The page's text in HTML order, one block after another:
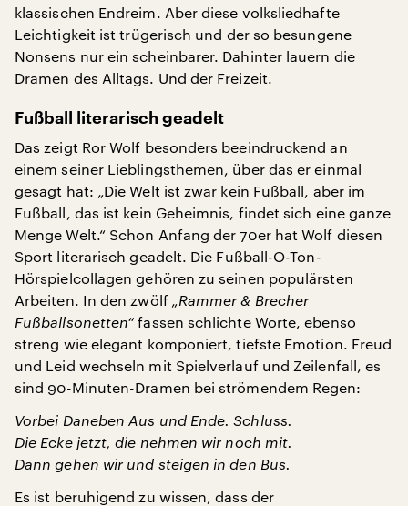
klassischen Endreim. Aber diese volksliedhafte
Leichtigkeit ist trügerisch und der so besungene
Nonsens nur ein scheinbarer. Dahinter lauern die
Dramen des Alltags. Und der Freizeit.
Fußball literarisch geadelt
Das zeigt Ror Wolf besonders beeindruckend an
einem seiner Lieblingsthemen, über das er einmal
gesagt hat: „Die Welt ist zwar kein Fußball, aber im
Fußball, das ist kein Geheimnis, findet sich eine ganze
Menge Welt.“ Schon Anfang der 70er hat Wolf diesen
Sport literarisch geadelt. Die Fußball-O-Ton-
Hörspielcollagen gehören zu seinen populärsten
Arbeiten. In den zwölf „Rammer & Brecher
Fußballsonetten“fassen schlichte Worte, ebenso
streng wie elegant komponiert, tiefste Emotion. Freud
und Leid wechseln mit Spielverlauf und Zeilenfall, es
sind 90-Minuten-Dramen bei strömendem Regen:
Vorbei Daneben Aus und Ende. Schluss.
Die Ecke jetzt, die nehmen wir noch mit.
Dann gehen wir und steigen in den Bus.
Es ist beruhigend zu wissen, dass der